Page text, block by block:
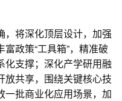
将深化顶层设计，加强
政策“工具箱”，精准破
化支撑；深化产学研用融
放共享，围绕关键核心技
一批商业化应用场景，加